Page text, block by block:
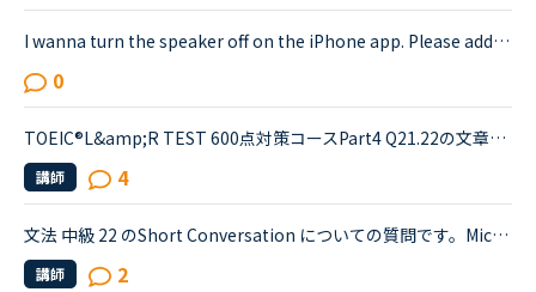
I wanna turn the speaker off on the iPhone app. Please add a function to kill the speaker on the app.Very loud voice of tutors is coming from the speaker while tutors can not be hearing voice of us...
0
TOEIC®️L&amp;R TEST 600点対策コースPart4 Q21.22の文章でわからないことがあります。文章は以下の通りです。When you move, you should try to tell banks and credit card companies your new address at leas...
講師 4
文法 中級 22 のShort Conversation についての質問です。Michael:Hey, have you seen this movie: &quot;Freddy vs. Jason&quot;?Sarah:No. I know those killers though. Freddy, from &quot;A Nightmare on El...
講師 2